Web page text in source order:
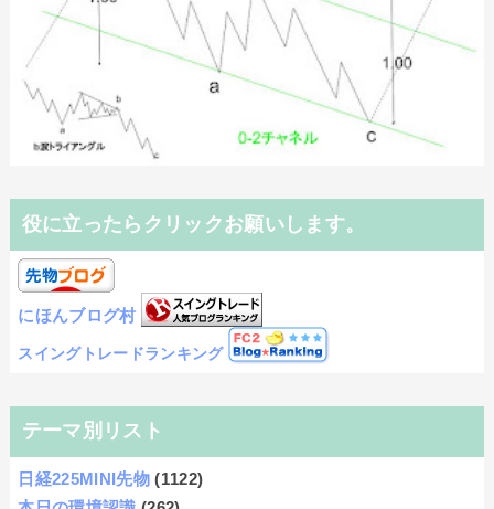
役に立ったらクリックお願いします。
にほんブログ村
スイングトレードランキング
テーマ別リスト
日経225MINI先物 (1122)